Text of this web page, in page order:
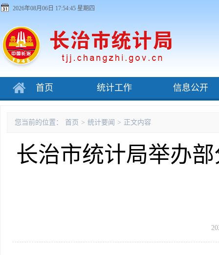
2026年08月06日 17:54:46 星期四
首页 统计工作 信息公开
您当前的位置： 首页 > 统计要闻 > 正文内容
长治市统计局举办